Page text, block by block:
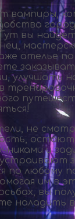
вампиры,
вы
ателье
улучшать
в
не
и
по любому
им в
вы
наладить